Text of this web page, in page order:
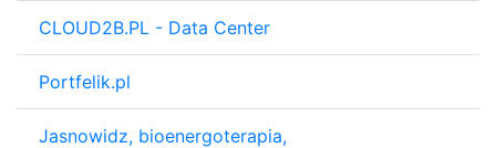
CLOUD2B.PL - Data Center
Portfelik.pl
Jasnowidz, bioenergoterapia,